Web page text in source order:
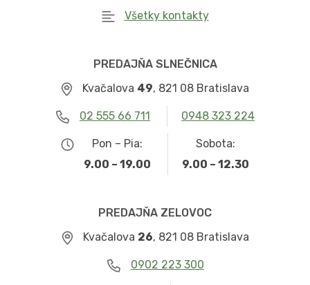
Všetky kontakty
PREDAJŇA SLNEČNICA
Kvačalova 49, 821 08 Bratislava
02 555 66 711 0948 323 224
Pon – Pia:
9.00 – 19.00
Sobota:
9.00 – 12.30
PREDAJŇA ZELOVOC
Kvačalova 26, 821 08 Bratislava
0902 223 300